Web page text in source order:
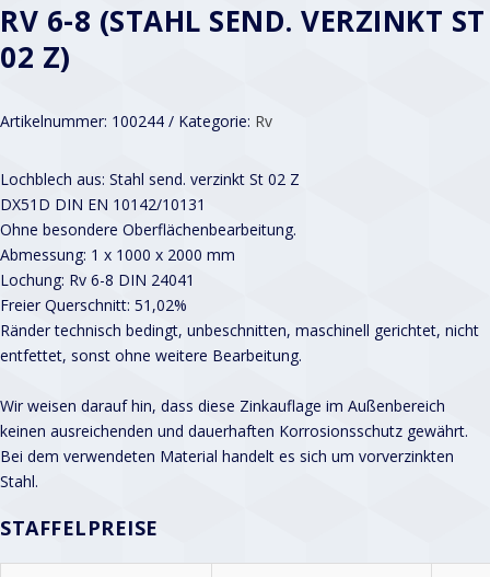
RV 6-8 (STAHL SEND. VERZINKT ST
02 Z)
Artikelnummer: 100244 Kategorie: Rv
Lochblech aus: Stahl send. verzinkt St 02 Z
DX51D DIN EN 10142/10131
Ohne besondere Oberflächenbearbeitung.
Abmessung: 1 x 1000 x 2000 mm
Lochung: Rv 6-8 DIN 24041
Freier Querschnitt: 51,02%
Ränder technisch bedingt, unbeschnitten, maschinell gerichtet, nicht
entfettet, sonst ohne weitere Bearbeitung.
Wir weisen darauf hin, dass diese Zinkauflage im Außenbereich
keinen ausreichenden und dauerhaften Korrosionsschutz gewährt.
Bei dem verwendeten Material handelt es sich um vorverzinkten
Stahl.
STAFFELPREISE